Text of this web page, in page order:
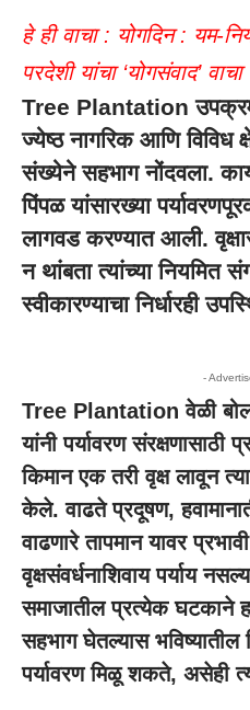
हे ही वाचा : योगदिन : यम-
परदेशी यांचा ‘योगसंवाद’ वाचा
Tree Plantation
ज्येष्ठ नागरिक आणि विविध
संख्येने सहभाग नोंदवला.
पिंपळ यांसारख्या
लागवड करण्यात आली.
न थांबता त्यांच्या नियमित
स्वीकारण्याचा निर्धारही
-
Tree Plantation वेळी
यांनी पर्यावरण संरक्षणासाठी
किमान एक तरी वृक्ष लावून
केले. वाढते प्रदूषण,
वाढणारे तापमान यावर
वृक्षसंवर्धनाशिवाय पर्याय
समाजातील प्रत्येक घटकाने
सहभाग घेतल्यास भविष्यातील
पर्यावरण मिळू शकते, असेही